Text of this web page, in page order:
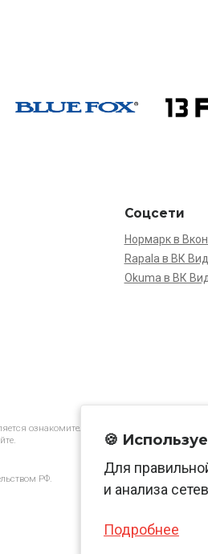
Соцсети
Нормарк в
Rapala в ВК
Okuma в ВК
ознакомительной.
РФ.
🍪
Для
и анализа
Подробнее